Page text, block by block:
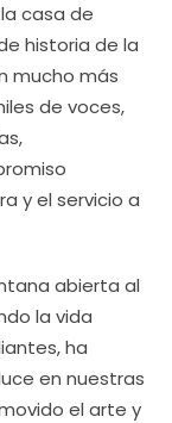
casa de
historia de la
mucho más
de voces,
y el servicio a
abierta al
la vida
ha
en nuestras
el arte y